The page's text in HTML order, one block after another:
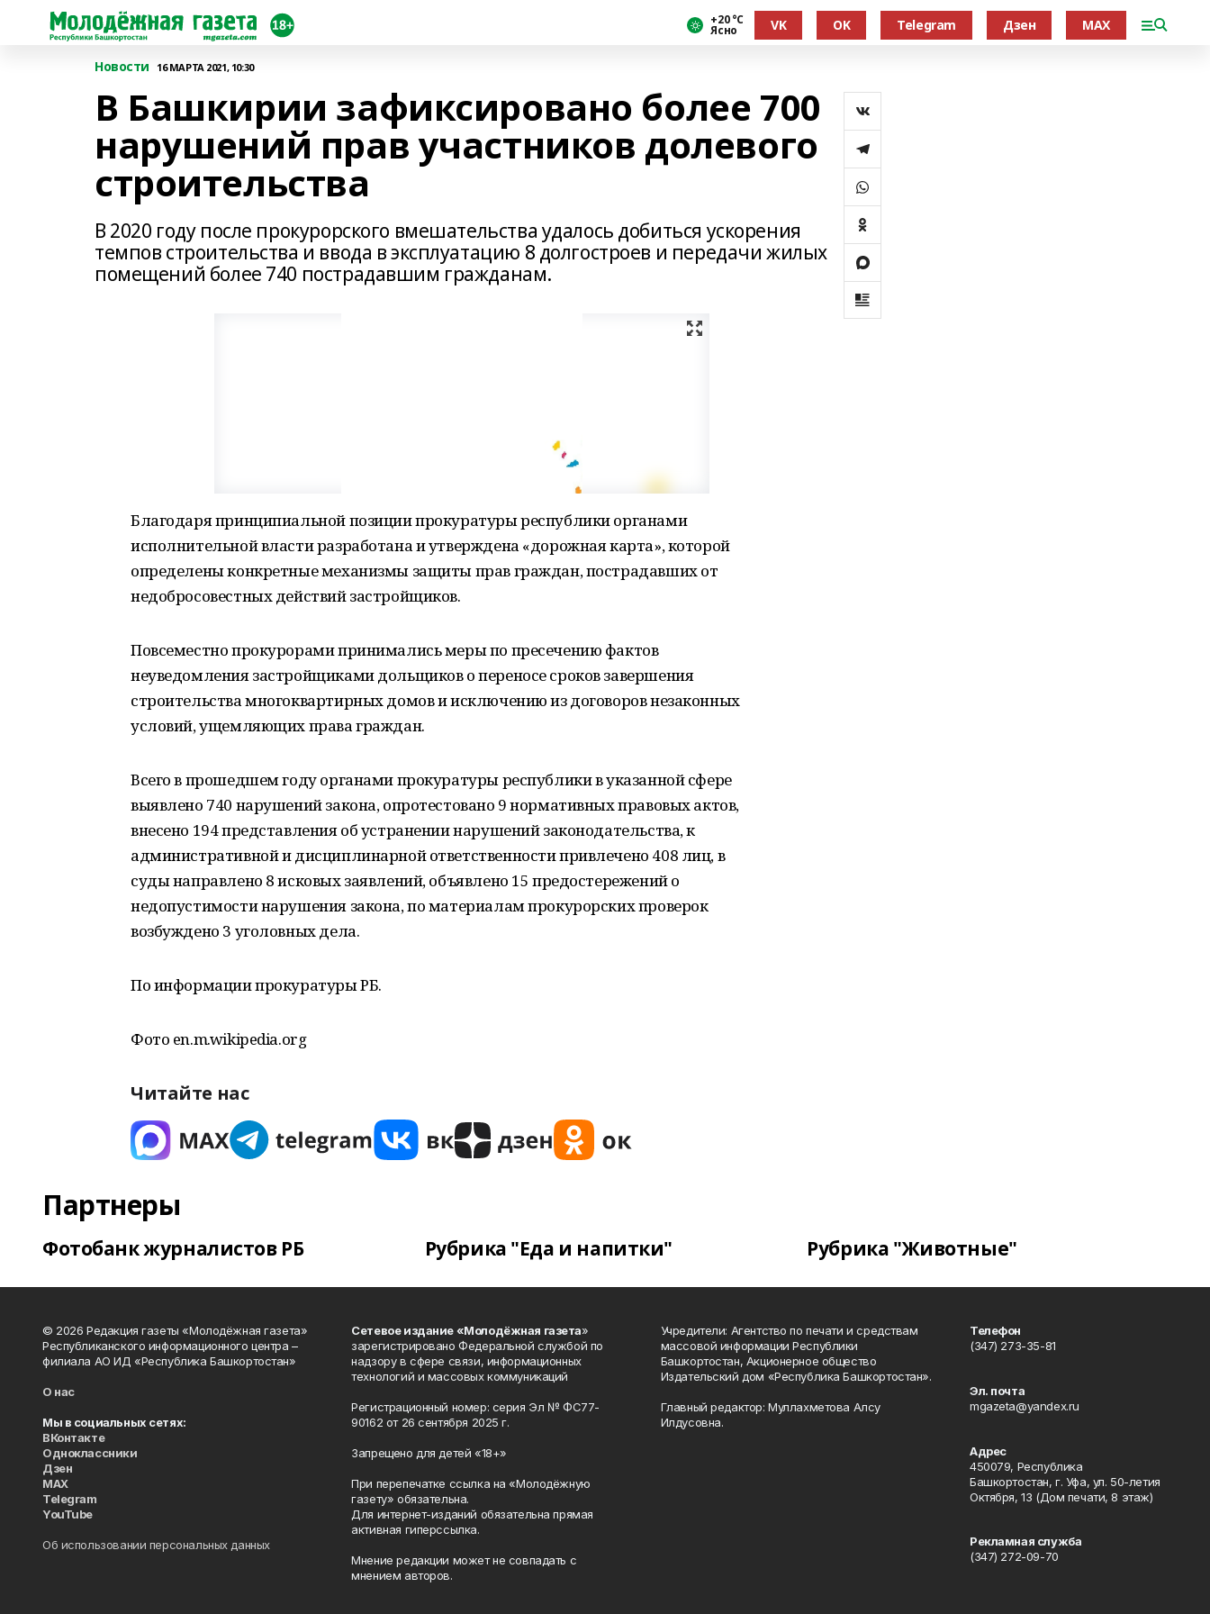
+20 °С
Ясно VK OK Telegram Дзен MAX
Новости 16 МАРТА 2021, 10:30
В Башкирии зафиксировано более 700
нарушений прав участников долевого
строительства
В 2020 году после прокурорского вмешательства удалось добиться ускорения
темпов строительства и ввода в эксплуатацию 8 долгостроев и передачи жилых
помещений более 740 пострадавшим гражданам.
Благодаря принципиальной позиции прокуратуры республики органами
исполнительной власти разработана и утверждена «дорожная карта», которой
определены конкретные механизмы защиты прав граждан, пострадавших от
недобросовестных действий застройщиков.
Повсеместно прокурорами принимались меры по пресечению фактов
неуведомления застройщиками дольщиков о переносе сроков завершения
строительства многоквартирных домов и исключению из договоров незаконных
условий, ущемляющих права граждан.
Всего в прошедшем году органами прокуратуры республики в указанной сфере
выявлено 740 нарушений закона, опротестовано 9 нормативных правовых актов,
внесено 194 представления об устранении нарушений законодательства, к
административной и дисциплинарной ответственности привлечено 408 лиц, в
суды направлено 8 исковых заявлений, объявлено 15 предостережений о
недопустимости нарушения закона, по материалам прокурорских проверок
возбуждено 3 уголовных дела.
По информации прокуратуры РБ.
Фото en.m.wikipedia.org
Читайте нас
Партнеры
Фотобанк журналистов РБ Рубрика "Еда и напитки" Рубрика "Животные"
© 2026 Редакция газеты «Молодёжная газета»
Республиканского информационного центра –
филиала АО ИД «Республика Башкортостан»
О нас
Мы в социальных сетях:
ВКонтакте
Одноклассники
Дзен
MAX
Telegram
YouTube
Об использовании персональных данных
Сетевое издание «Молодёжная газета»
зарегистрировано Федеральной службой по
надзору в сфере связи, информационных
технологий и массовых коммуникаций
Регистрационный номер: серия Эл № ФС77-
90162 от 26 сентября 2025 г.
Запрещено для детей «18+»
При перепечатке ссылка на «Молодёжную
газету» обязательна.
Для интернет-изданий обязательна прямая
активная гиперссылка.
Мнение редакции может не совпадать с
мнением авторов.
Учредители: Агентство по печати и средствам
массовой информации Республики
Башкортостан, Акционерное общество
Издательский дом «Республика Башкортостан».
Главный редактор: Муллахметова Алсу
Илдусовна.
Телефон
(347) 273-35-81
Эл. почта
mgazeta@yandex.ru
Адрес
450079, Республика
Башкортостан, г. Уфа, ул. 50-летия
Октября, 13 (Дом печати, 8 этаж)
Рекламная служба
(347) 272-09-70